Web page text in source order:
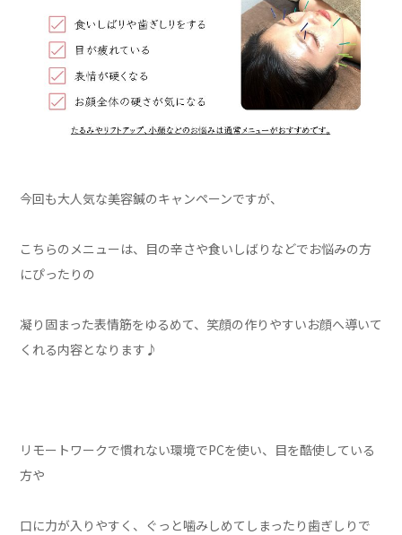
今回も大人気な美容鍼のキャンペーンですが、
こちらのメニューは、目の辛さや食いしばりなどでお悩みの方
にぴったりの
凝り固まった表情筋をゆるめて、笑顔の作りやすいお顔へ導いて
くれる内容となります♪
リモートワークで慣れない環境でPCを使い、目を酷使している
方や
口に力が入りやすく、ぐっと噛みしめてしまったり歯ぎしりで